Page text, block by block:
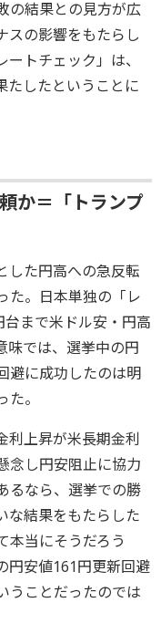
の結果との見方が広
スの影響をもたらし
トチェック」は、
たしたということに
か＝「トランプ
した円高への急反転
た。日本単独の「レ
まで米ドル安・円高
味では、選挙中の円
避に成功したのは明
。
利上昇が米長期金利
念し円安阻止に協力
るなら、選挙での勝
な結果をもたらした
本当にそうだろう
円安値161円更新回避
うことだったのでは